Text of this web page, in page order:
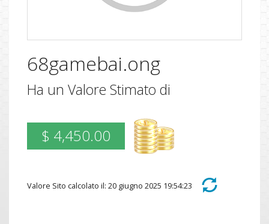
68gamebai.ong
Ha un Valore Stimato di
$ 4,450.00
Valore Sito calcolato il: 20 giugno 2025 19:54:23